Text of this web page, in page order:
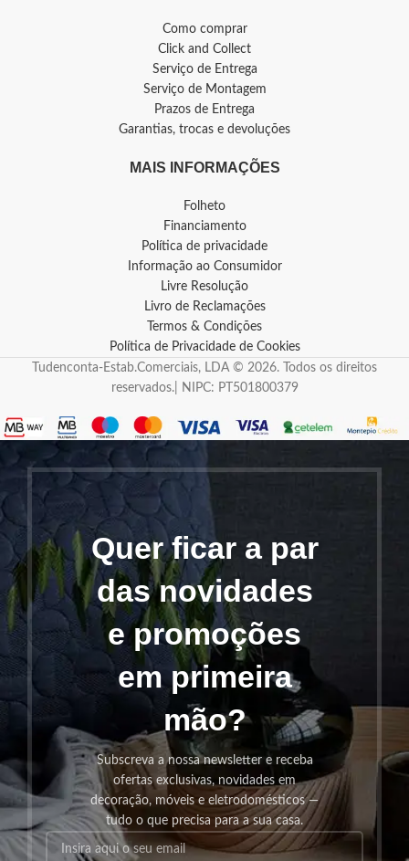
Como comprar
Click and Collect
Serviço de Entrega
Serviço de Montagem
Prazos de Entrega
Garantias, trocas e devoluções
MAIS INFORMAÇÕES
Folheto
Financiamento
Política de privacidade
Informação ao Consumidor
Livre Resolução
Livro de Reclamações
Termos & Condições
Política de Privacidade de Cookies
Tudenconta-Estab.Comerciais, LDA © 2026. Todos os direitos
reservados.| NIPC: PT501800379
Quer ficar a par
das novidades
e promoções
em primeira
mão?
Subscreva a nossa newsletter e receba
ofertas exclusivas, novidades em
decoração, móveis e eletrodomésticos —
tudo o que precisa para a sua casa.